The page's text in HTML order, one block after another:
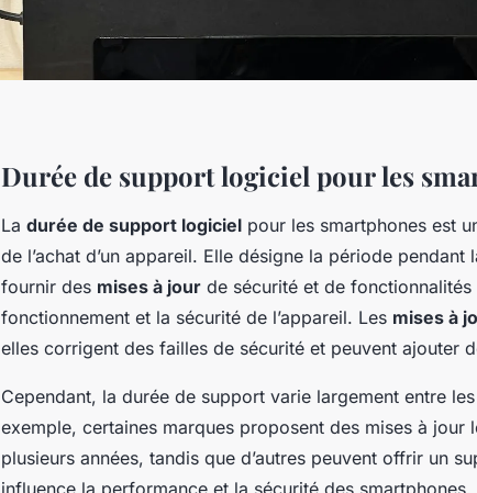
Durée de support logiciel pour les
La durée de support logiciel pour les smartphones est
de l’achat d’un appareil. Elle désigne la période pendant
fournir des mises à jour de sécurité et de
fonctionnement et la sécurité de l’appareil. Les mises à
elles corrigent des failles de sécurité et peuvent ajouter
Cependant, la durée de support varie largement entre
exemple, certaines marques proposent des mises à jour
plusieurs années, tandis que d’autres peuvent offrir un